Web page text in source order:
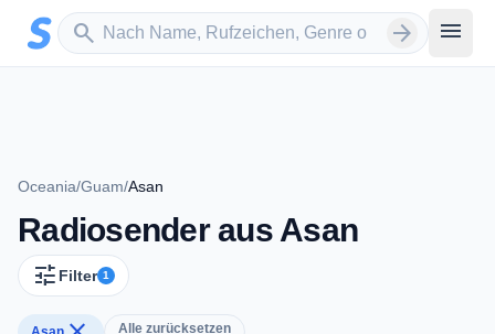
Zum Hauptinhalt springen
search
Sender suchen arrow_forward menu
Oceania/Guam/Asan
Radiosender aus Asan
tune Filter 1
Alle zurücksetzen